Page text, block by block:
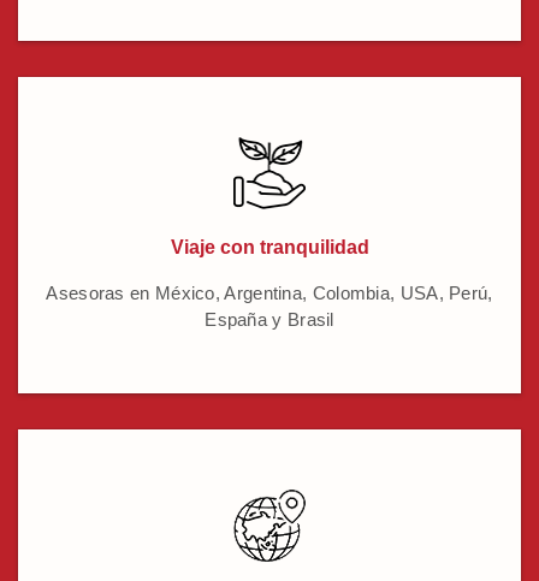
Viaje con tranquilidad
Asesoras en México, Argentina, Colombia, USA, Perú,
España y Brasil